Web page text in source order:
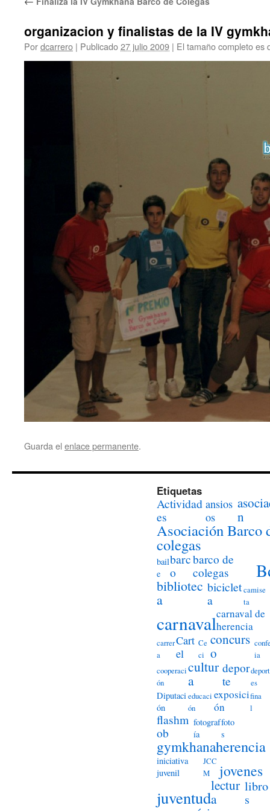
organizacion y finalistas de la IV
Pordcarrero | Publicado27 julio 2009 | El tamaño completo es
Guarda el enlace permanente.
Etiquetas
Actividad
es
ansios
os
n
Asociación Barco
colegas
bail
e
barc
o
barco de
colegas
bibliotec
a
biciclet
a
camise
ta
carnavalcarnaval de
herencia
carrer
a
Cart
el
Ce
ci
concurs
o
ia
cooperaci
ón
cultur
a
depor
te
deport
es
Diputaci
ón
educaci
ón
exposici
ón
fina
l
flashm
ob
fotograf
ía
foto
s
gymkhanaherencia
iniciativa
juvenil
JCC
M
jovenes
juventud
lectur
a
libro
s